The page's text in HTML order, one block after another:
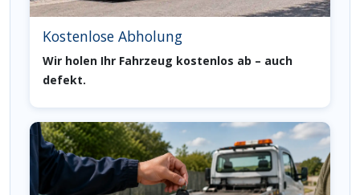
Kostenlose Abholung
Wir holen Ihr Fahrzeug kostenlos ab – auch
defekt.